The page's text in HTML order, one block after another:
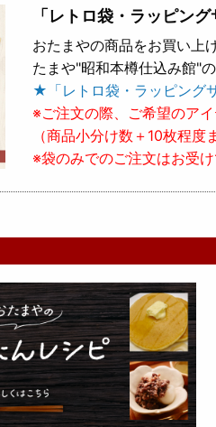
「レトロ袋・ラッピン
おたまやの商品をお買い上
たまや"昭和本樽仕込み館"
★「レトロ袋・ラッピング
※ご注文の際、ご希望のア
（商品小分け数＋10枚程度
※袋のみでのご注文はお受